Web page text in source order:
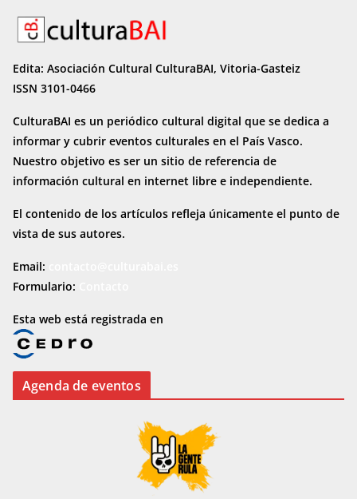
Edita: Asociación Cultural CulturaBAI, Vitoria-Gasteiz
ISSN 3101-0466
CulturaBAI es un periódico cultural digital que se dedica a
informar y cubrir eventos culturales en el País Vasco.
Nuestro objetivo es ser un sitio de referencia de
información cultural en internet libre e independiente.
El contenido de los artículos refleja únicamente el punto de
vista de sus autores.
Email:
Formulario:
Esta web está registrada en
Agenda de eventos